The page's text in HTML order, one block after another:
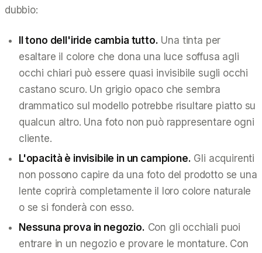
dubbio:
Il tono dell'iride cambia tutto. Una tinta per
esaltare il colore che dona una luce soffusa agli
occhi chiari può essere quasi invisibile sugli occhi
castano scuro. Un grigio opaco che sembra
drammatico sul modello potrebbe risultare piatto su
qualcun altro. Una foto non può rappresentare ogni
cliente.
L'opacità è invisibile in un campione. Gli acquirenti
non possono capire da una foto del prodotto se una
lente coprirà completamente il loro colore naturale
o se si fonderà con esso.
Nessuna prova in negozio. Con gli occhiali puoi
entrare in un negozio e provare le montature. Con